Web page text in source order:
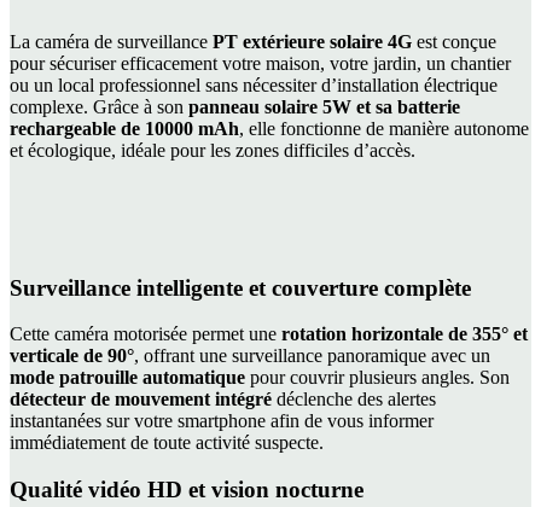
La caméra de surveillance PT extérieure solaire 4G est conçue
pour sécuriser efficacement votre maison, votre jardin, un chantier
ou un local professionnel sans nécessiter d’installation électrique
complexe. Grâce à son panneau solaire 5W et sa batterie
rechargeable de 10000 mAh, elle fonctionne de manière autonome
et écologique, idéale pour les zones difficiles d’accès.
Surveillance intelligente et couverture complète
Cette caméra motorisée permet une rotation horizontale de 355° et
verticale de 90°, offrant une surveillance panoramique avec un
mode patrouille automatique pour couvrir plusieurs angles. Son
détecteur de mouvement intégré déclenche des alertes
instantanées sur votre smartphone afin de vous informer
immédiatement de toute activité suspecte.
Qualité vidéo HD et vision nocturne